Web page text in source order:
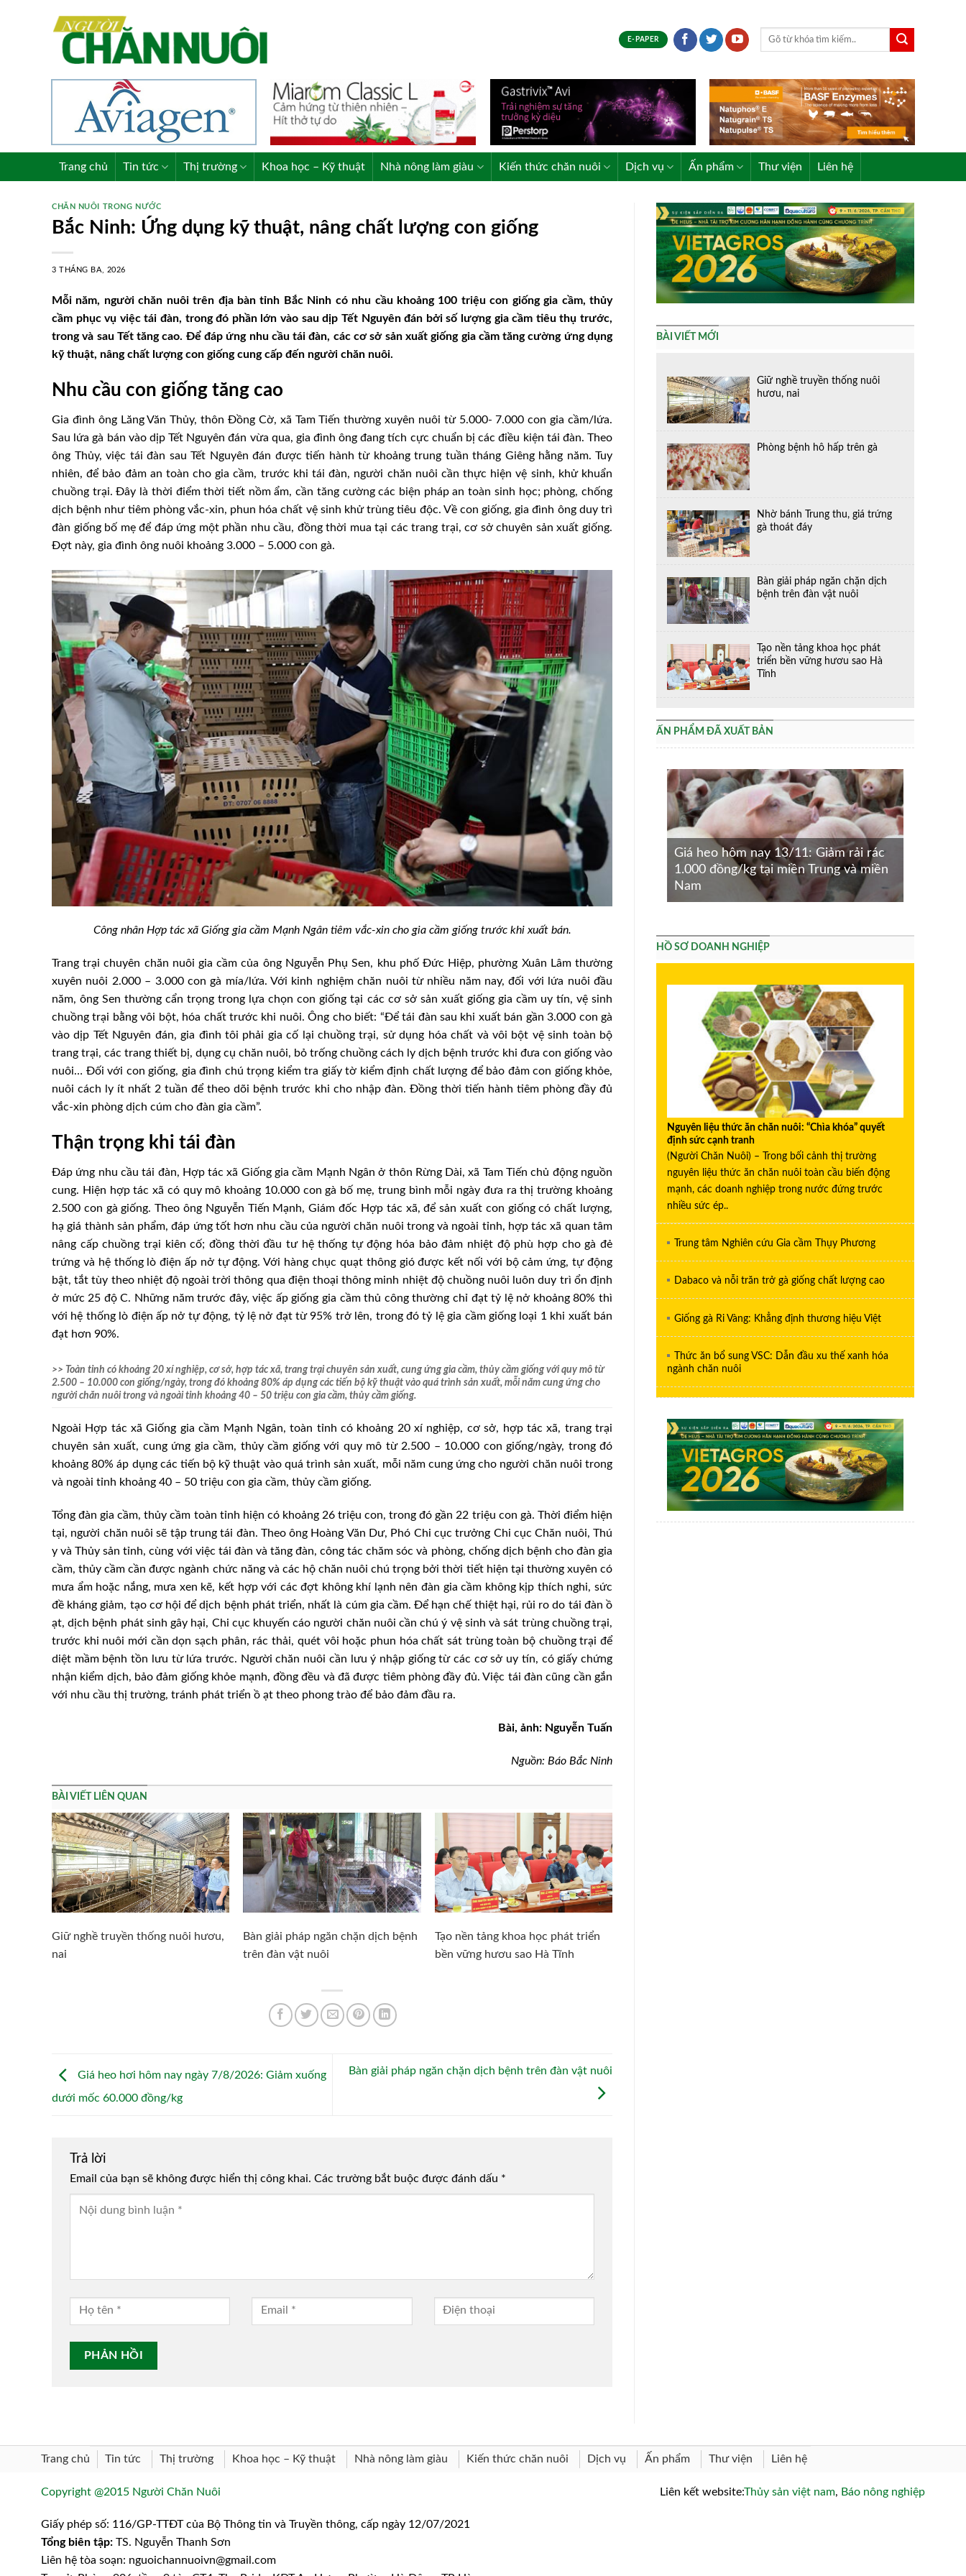
E-PAPER
Trang chủ Tin tức Thị trường Khoa học – Kỹ thuật Nhà nông làm giàu Kiến thức chăn nuôi Dịch vụ Ấn phẩm Thư viện Liên hệ
CHĂN NUÔI TRONG NƯỚC
Bắc Ninh: Ứng dụng kỹ thuật, nâng chất lượng con giống
3 THÁNG BA, 2026
Mỗi năm, người chăn nuôi trên địa bàn tỉnh Bắc Ninh có nhu cầu khoảng 100 triệu con giống gia cầm, thủy
cầm phục vụ việc tái đàn, trong đó phần lớn vào sau dịp Tết Nguyên đán bởi số lượng gia cầm tiêu thụ trước,
trong và sau Tết tăng cao. Để đáp ứng nhu cầu tái đàn, các cơ sở sản xuất giống gia cầm tăng cường ứng dụng
kỹ thuật, nâng chất lượng con giống cung cấp đến người chăn nuôi.
Nhu cầu con giống tăng cao
Gia đình ông Lăng Văn Thủy, thôn Đồng Cờ, xã Tam Tiến thường xuyên nuôi từ 5.000- 7.000 con gia cầm/lứa.
Sau lứa gà bán vào dịp Tết Nguyên đán vừa qua, gia đình ông đang tích cực chuẩn bị các điều kiện tái đàn. Theo
ông Thủy, việc tái đàn sau Tết Nguyên đán được tiến hành từ khoảng trung tuần tháng Giêng hằng năm. Tuy
nhiên, để bảo đảm an toàn cho gia cầm, trước khi tái đàn, người chăn nuôi cần thực hiện vệ sinh, khử khuẩn
chuồng trại. Đây là thời điểm thời tiết nồm ẩm, cần tăng cường các biện pháp an toàn sinh học; phòng, chống
dịch bệnh như tiêm phòng vắc-xin, phun hóa chất vệ sinh khử trùng tiêu độc. Về con giống, gia đình ông duy trì
đàn giống bố mẹ để đáp ứng một phần nhu cầu, đồng thời mua tại các trang trại, cơ sở chuyên sản xuất giống.
Đợt này, gia đình ông nuôi khoảng 3.000 – 5.000 con gà.
Công nhân Hợp tác xã Giống gia cầm Mạnh Ngân tiêm vắc-xin cho gia cầm giống trước khi xuất bán.
Trang trại chuyên chăn nuôi gia cầm của ông Nguyễn Phụ Sen, khu phố Đức Hiệp, phường Xuân Lâm thường
xuyên nuôi 2.000 – 3.000 con gà mía/lứa. Với kinh nghiệm chăn nuôi từ nhiều năm nay, đối với lứa nuôi đầu
năm, ông Sen thường cẩn trọng trong lựa chọn con giống tại các cơ sở sản xuất giống gia cầm uy tín, vệ sinh
chuồng trại bằng vôi bột, hóa chất trước khi nuôi. Ông cho biết: “Để tái đàn sau khi xuất bán gần 3.000 con gà
vào dịp Tết Nguyên đán, gia đình tôi phải gia cố lại chuồng trại, sử dụng hóa chất và vôi bột vệ sinh toàn bộ
trang trại, các trang thiết bị, dụng cụ chăn nuôi, bỏ trống chuồng cách ly dịch bệnh trước khi đưa con giống vào
nuôi… Đối với con giống, gia đình chú trọng kiểm tra giấy tờ kiểm định chất lượng để bảo đảm con giống khỏe,
nuôi cách ly ít nhất 2 tuần để theo dõi bệnh trước khi cho nhập đàn. Đồng thời tiến hành tiêm phòng đầy đủ
vắc-xin phòng dịch cúm cho đàn gia cầm”.
Thận trọng khi tái đàn
Đáp ứng nhu cầu tái đàn, Hợp tác xã Giống gia cầm Mạnh Ngân ở thôn Rừng Dài, xã Tam Tiến chủ động nguồn
cung. Hiện hợp tác xã có quy mô khoảng 10.000 con gà bố mẹ, trung bình mỗi ngày đưa ra thị trường khoảng
2.500 con gà giống. Theo ông Nguyễn Tiến Mạnh, Giám đốc Hợp tác xã, để sản xuất con giống có chất lượng,
hạ giá thành sản phẩm, đáp ứng tốt hơn nhu cầu của người chăn nuôi trong và ngoài tỉnh, hợp tác xã quan tâm
nâng cấp chuồng trại kiên cố; đồng thời đầu tư hệ thống tự động hóa bảo đảm nhiệt độ phù hợp cho gà đẻ
trứng và hệ thống lò điện ấp nở tự động. Với hàng chục quạt thông gió được kết nối với bộ cảm ứng, tự động
bật, tắt tùy theo nhiệt độ ngoài trời thông qua điện thoại thông minh nhiệt độ chuồng nuôi luôn duy trì ổn định
ở mức 25 độ C. Những năm trước đây, việc ấp giống gia cầm thủ công thường chỉ đạt tỷ lệ nở khoảng 80% thì
với hệ thống lò điện ấp nở tự động, tỷ lệ nở đạt từ 95% trở lên, trong đó tỷ lệ gia cầm giống loại 1 khi xuất bán
đạt hơn 90%.
>> Toàn tỉnh có khoảng 20 xí nghiệp, cơ sở, hợp tác xã, trang trại chuyên sản xuất, cung ứng gia cầm, thủy cầm giống với quy mô từ
2.500 – 10.000 con giống/ngày, trong đó khoảng 80% áp dụng các tiến bộ kỹ thuật vào quá trình sản xuất, mỗi năm cung ứng cho
người chăn nuôi trong và ngoài tỉnh khoảng 40 – 50 triệu con gia cầm, thủy cầm giống.
Ngoài Hợp tác xã Giống gia cầm Mạnh Ngân, toàn tỉnh có khoảng 20 xí nghiệp, cơ sở, hợp tác xã, trang trại
chuyên sản xuất, cung ứng gia cầm, thủy cầm giống với quy mô từ 2.500 – 10.000 con giống/ngày, trong đó
khoảng 80% áp dụng các tiến bộ kỹ thuật vào quá trình sản xuất, mỗi năm cung ứng cho người chăn nuôi trong
và ngoài tỉnh khoảng 40 – 50 triệu con gia cầm, thủy cầm giống.
Tổng đàn gia cầm, thủy cầm toàn tỉnh hiện có khoảng 26 triệu con, trong đó gần 22 triệu con gà. Thời điểm hiện
tại, người chăn nuôi sẽ tập trung tái đàn. Theo ông Hoàng Văn Dư, Phó Chi cục trưởng Chi cục Chăn nuôi, Thú
y và Thủy sản tỉnh, cùng với việc tái đàn và tăng đàn, công tác chăm sóc và phòng, chống dịch bệnh cho đàn gia
cầm, thủy cầm cần được ngành chức năng và các hộ chăn nuôi chú trọng bởi thời tiết hiện tại thường xuyên có
mưa ẩm hoặc nắng, mưa xen kẽ, kết hợp với các đợt không khí lạnh nên đàn gia cầm không kịp thích nghi, sức
đề kháng giảm, tạo cơ hội để dịch bệnh phát triển, nhất là cúm gia cầm. Để hạn chế thiệt hại, rủi ro do tái đàn ồ
ạt, dịch bệnh phát sinh gây hại, Chi cục khuyến cáo người chăn nuôi cần chú ý vệ sinh và sát trùng chuồng trại,
trước khi nuôi mới cần dọn sạch phân, rác thải, quét vôi hoặc phun hóa chất sát trùng toàn bộ chuồng trại để
diệt mầm bệnh tồn lưu từ lứa trước. Người chăn nuôi cần lưu ý nhập giống từ các cơ sở uy tín, có giấy chứng
nhận kiểm dịch, bảo đảm giống khỏe mạnh, đồng đều và đã được tiêm phòng đầy đủ. Việc tái đàn cũng cần gắn
với nhu cầu thị trường, tránh phát triển ồ ạt theo phong trào để bảo đảm đầu ra.
Bài, ảnh: Nguyễn Tuấn
Nguồn: Báo Bắc Ninh
BÀI VIẾT LIÊN QUAN
Giữ nghề truyền thống nuôi hươu,
nai
Bàn giải pháp ngăn chặn dịch bệnh
trên đàn vật nuôi
Tạo nền tảng khoa học phát triển
bền vững hươu sao Hà Tĩnh
Giá heo hơi hôm nay ngày 7/8/2026: Giảm xuống
dưới mốc 60.000 đồng/kg
Bàn giải pháp ngăn chặn dịch bệnh trên đàn vật nuôi
Trả lời
Email của bạn sẽ không được hiển thị công khai. Các trường bắt buộc được đánh dấu *
Alternative:
BÀI VIẾT MỚI
Giữ nghề truyền thống nuôi
hươu, nai
Phòng bệnh hô hấp trên gà
Nhờ bánh Trung thu, giá trứng
gà thoát đáy
Bàn giải pháp ngăn chặn dịch
bệnh trên đàn vật nuôi
Tạo nền tảng khoa học phát
triển bền vững hươu sao Hà
Tĩnh
ẤN PHẨM ĐÃ XUẤT BẢN
Giá heo hôm nay 13/11: Giảm rải rác
1.000 đồng/kg tại miền Trung và miền
Nam
nuôi: Kết hợp
và tính bền vững
Mô hình lò ấp trứng gia cầm đem lại
hiệu quả kinh tế
Bảo tồn giống bò Vàng Cao nguyên đá
Đồng Văn
HỒ SƠ DOANH NGHIỆP
Nguyên liệu thức ăn chăn nuôi: “Chìa khóa” quyết
định sức cạnh tranh
(Người Chăn Nuôi) – Trong bối cảnh thị trường
nguyên liệu thức ăn chăn nuôi toàn cầu biến động
mạnh, các doanh nghiệp trong nước đứng trước
nhiều sức ép..
Trung tâm Nghiên cứu Gia cầm Thụy Phương
Dabaco và nỗi trăn trở gà giống chất lượng cao
Giống gà Ri Vàng: Khẳng định thương hiệu Việt
Thức ăn bổ sung VSC: Dẫn đầu xu thế xanh hóa
ngành chăn nuôi
Trang chủ Tin tức Thị trường Khoa học – Kỹ thuật Nhà nông làm giàu Kiến thức chăn nuôi Dịch vụ Ấn phẩm Thư viện Liên hệ
Copyright @2015 Người Chăn Nuôi
Giấy phép số: 116/GP-TTĐT của Bộ Thông tin và Truyền thông, cấp ngày 12/07/2021
Tổng biên tập: TS. Nguyễn Thanh Sơn
Liên hệ tòa soạn: nguoichannuoivn@gmail.com
Liên kết website:Thủy sản việt nam, Báo nông nghiệp